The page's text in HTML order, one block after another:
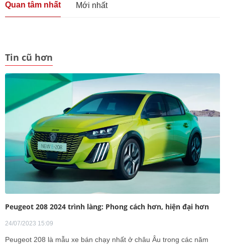
Quan tâm nhất Mới nhất
Tin cũ hơn
Peugeot 208 2024 trình làng: Phong cách hơn, hiện đại hơn
24/07/2023 15:09
Peugeot 208 là mẫu xe bán chạy nhất ở châu Âu trong các năm